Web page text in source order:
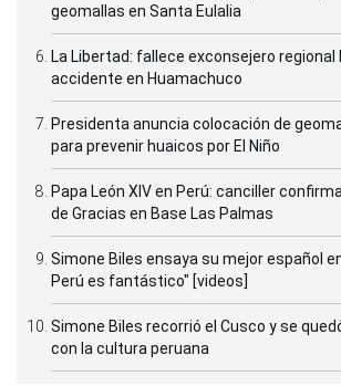
geomallas en Santa Eulalia
La Libertad: fallece exconsejero regional
accidente en Huamachuco
Presidenta anuncia colocación de
para prevenir huaicos por El Niño
Papa León XIV en Perú: canciller
de Gracias en Base Las Palmas
Simone Biles ensaya su mejor español
Perú es fantástico" [videos]
Simone Biles recorrió el Cusco y se
con la cultura peruana